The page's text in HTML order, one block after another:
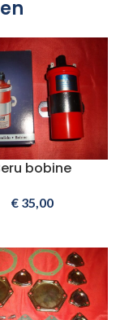
bobine
€35,00